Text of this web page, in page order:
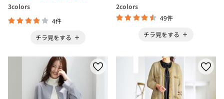
3colors
4件
チラ見をする
2colors
49件
チラ見をする